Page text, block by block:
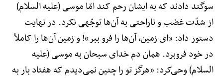
سوگند دادند که به ایشان رحم کند امّا موسی (علیه السلام)
از شدّت غضب و ناراحتی به آن‌ها توجّهی نکرد. در نهایت
دستور داد: «ای زمین، آن‌ها را فرو ببر»! و زمین آن‌ها را کاملاً
در خود فروبرد. همان دم خدای سبحان به موسی (علیه
السلام) وحی‌کرد: «هرگز تو را چنین نمی‌دیدم که هفتاد بار به